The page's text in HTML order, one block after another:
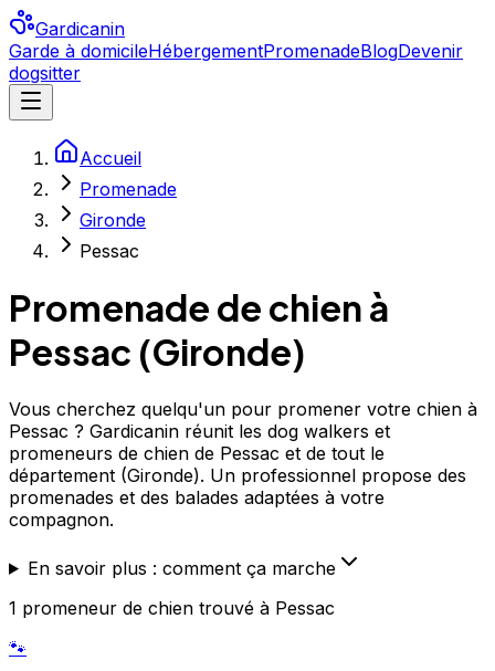
Gardicanin
Garde à domicileHébergementPromenadeBlogDevenir
dogsitter
Accueil
Promenade
Gironde
Pessac
Promenade de chien à
Pessac (Gironde)
Vous cherchez quelqu'un pour promener votre chien à
Pessac ? Gardicanin réunit les dog walkers et
promeneurs de chien de Pessac et de tout le
département (Gironde). Un professionnel propose des
promenades et des balades adaptées à votre
compagnon.
En savoir plus : comment ça marche
1 promeneur de chien trouvé à Pessac
🐾